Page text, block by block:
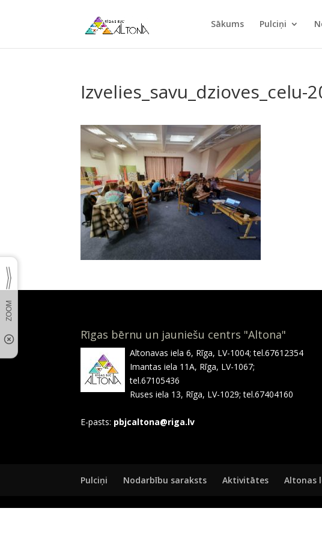
Sākums Pulciņi
Izvelies_savu_dzioves_celu-
Rīgas bērnu un jauniešu centrs "Altona"
Altonavas iela 6, Rīga, LV-1004; tel.67612354
Imantas iela 11A, Rīga, LV-1067;
tel.67105436
Ruses iela 13, Rīga, LV-1029; tel.67404160
E-pasts: pbjcaltona@riga.lv
Pulciņi Nodarbību saraksts Aktivitātes Altonas